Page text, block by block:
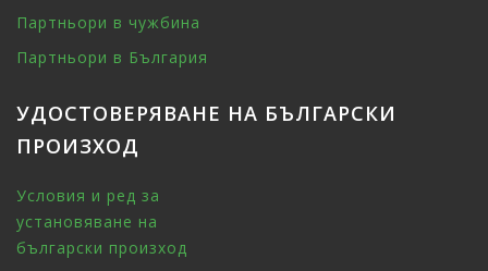
Партньори в чужбина
Партньори в България
УДОСТОВЕРЯВАНЕ НА БЪЛГАРСКИ
ПРОИЗХОД
Условия и ред за
установяване на
български произход